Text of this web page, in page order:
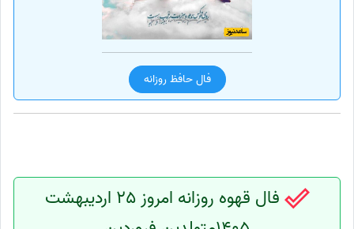
فال حافظ روزانه
فال قهوه روزانه امروز 25 اردیبهشت